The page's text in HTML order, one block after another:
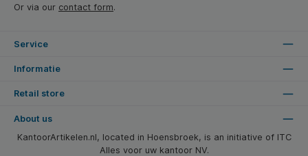
Or via our contact form.
Service
Informatie
Retail store
About us
KantoorArtikelen.nl, located in Hoensbroek, is an initiative of ITC
Alles voor uw kantoor NV.